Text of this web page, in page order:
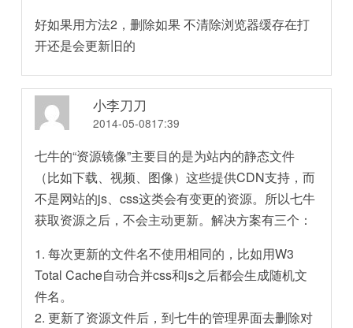
好如果用方法2，删除如果 不清除浏览器缓存在打
开还是会更新旧的
小李刀刀
2014-05-0817:39
七牛的“资源镜像”主要目的是为站内的静态文件
（比如下载、视频、图像）这些提供CDN支持，而
不是网站的js、css这类会有变更的资源。所以七牛
获取资源之后，不会主动更新。解决方案有三个：
1. 每次更新的文件名不使用相同的，比如用W3
Total Cache自动合并css和js之后都会生成随机文
件名。
2. 更新了资源文件后，到七牛的管理界面去删除对